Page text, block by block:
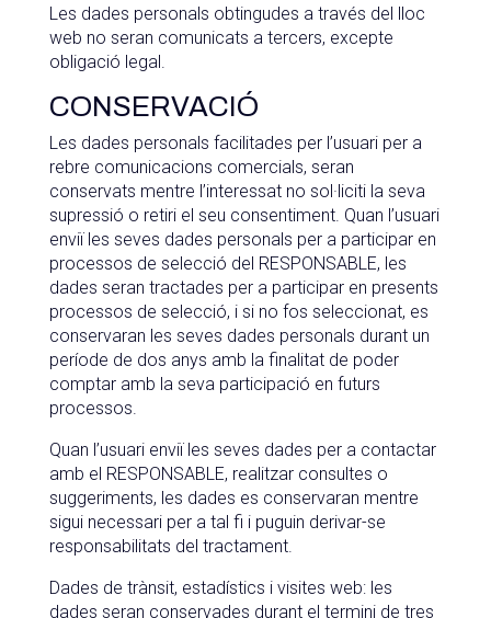
Les dades personals obtingudes a través del lloc
web no seran comunicats a tercers, excepte
obligació legal.
CONSERVACIÓ
Les dades personals facilitades per l’usuari per a
rebre comunicacions comercials, seran
conservats mentre l’interessat no sol·liciti la seva
supressió o retiri el seu consentiment. Quan l’usuari
enviï les seves dades personals per a participar en
processos de selecció del RESPONSABLE, les
dades seran tractades per a participar en presents
processos de selecció, i si no fos seleccionat, es
conservaran les seves dades personals durant un
període de dos anys amb la finalitat de poder
comptar amb la seva participació en futurs
processos.
Quan l’usuari enviï les seves dades per a contactar
amb el RESPONSABLE, realitzar consultes o
suggeriments, les dades es conservaran mentre
sigui necessari per a tal fi i puguin derivar-se
responsabilitats del tractament.
Dades de trànsit, estadístics i visites web: les
dades seran conservades durant el termini de tres